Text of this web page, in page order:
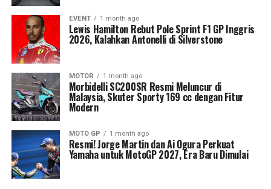
EVENT 1 month ago
Lewis Hamilton Rebut Pole Sprint F1 GP Inggris
2026, Kalahkan Antonelli di Silverstone
MOTOR 1 month ago
Morbidelli SC200SR Resmi Meluncur di
Malaysia, Skuter Sporty 169 cc dengan Fitur
Modern
MOTO GP 1 month ago
Resmi! Jorge Martin dan Ai Ogura Perkuat
Yamaha untuk MotoGP 2027, Era Baru Dimulai